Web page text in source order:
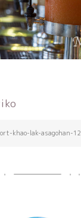
khao-lak-asagohan-12